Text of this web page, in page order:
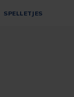
SPELLETJES